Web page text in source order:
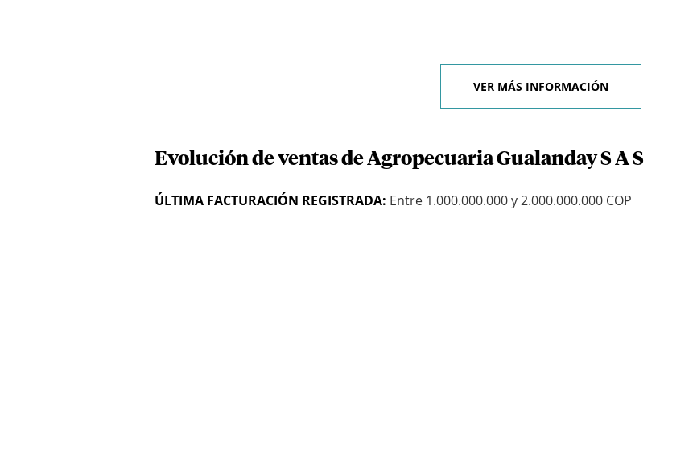
VER MÁS INFORMACIÓN
Evolución de ventas de Agropecuaria Gualanday S A S
ÚLTIMA FACTURACIÓN REGISTRADA: Entre 1.000.000.000 y 2.000.000.000 COP